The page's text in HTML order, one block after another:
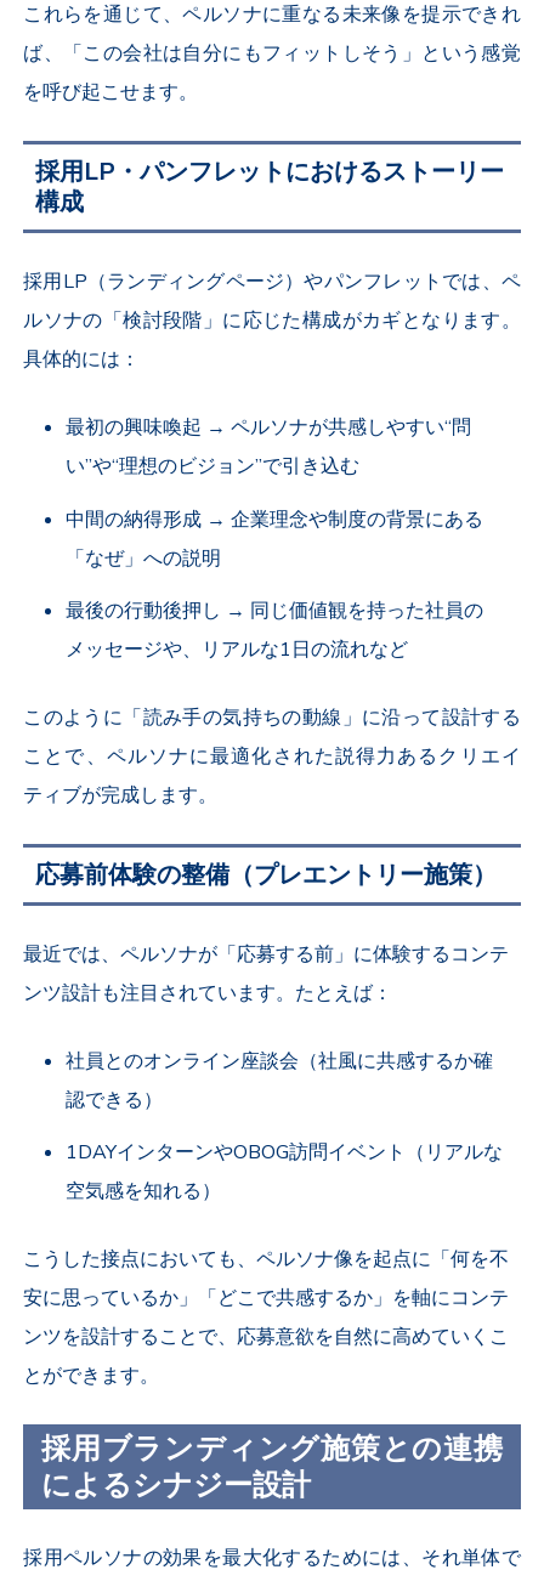
これらを通じて、ペルソナに重なる未来像を提示できれ
ば、「この会社は自分にもフィットしそう」という感覚
を呼び起こせます。
採用LP・パンフレットにおけるストーリー
構成
採用LP（ランディングページ）やパンフレットでは、ペ
ルソナの「検討段階」に応じた構成がカギとなります。
具体的には：
最初の興味喚起 → ペルソナが共感しやすい“問
い”や“理想のビジョン”で引き込む
中間の納得形成 → 企業理念や制度の背景にある
「なぜ」への説明
最後の行動後押し → 同じ価値観を持った社員の
メッセージや、リアルな1日の流れなど
このように「読み手の気持ちの動線」に沿って設計する
ことで、ペルソナに最適化された説得力あるクリエイ
ティブが完成します。
応募前体験の整備（プレエントリー施策）
最近では、ペルソナが「応募する前」に体験するコンテ
ンツ設計も注目されています。たとえば：
社員とのオンライン座談会（社風に共感するか確
認できる）
1DAYインターンやOBOG訪問イベント（リアルな
空気感を知れる）
こうした接点においても、ペルソナ像を起点に「何を不
安に思っているか」「どこで共感するか」を軸にコンテ
ンツを設計することで、応募意欲を自然に高めていくこ
とができます。
採用ブランディング施策との連携
によるシナジー設計
採用ペルソナの効果を最大化するためには、それ単体で